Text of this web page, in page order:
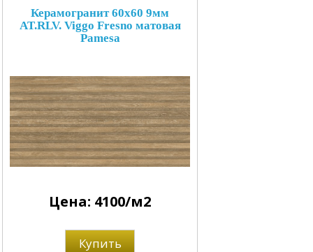
Керамогранит 60x60 9мм
AT.RLV. Viggo Fresno матовая
Pamesa
Цена: 4100/м2
Купить